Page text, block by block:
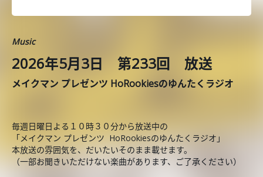
Music
2026年5月3日 第233回 放送
メイクマン プレゼンツ HoRookiesのゆんたくラジオ
毎週日曜日よる１０時３０分から放送中の
「メイクマン プレゼンツ HoRookiesのゆんたくラジオ」
本放送の雰囲気を、だいたいそのまま載せます。
（一部お聞きいただけない楽曲があります、ご了承ください）